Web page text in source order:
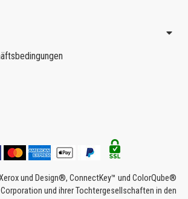
und Design®, ConnectKey™ und ColorQube®
und ihrer Tochtergesellschaften in den